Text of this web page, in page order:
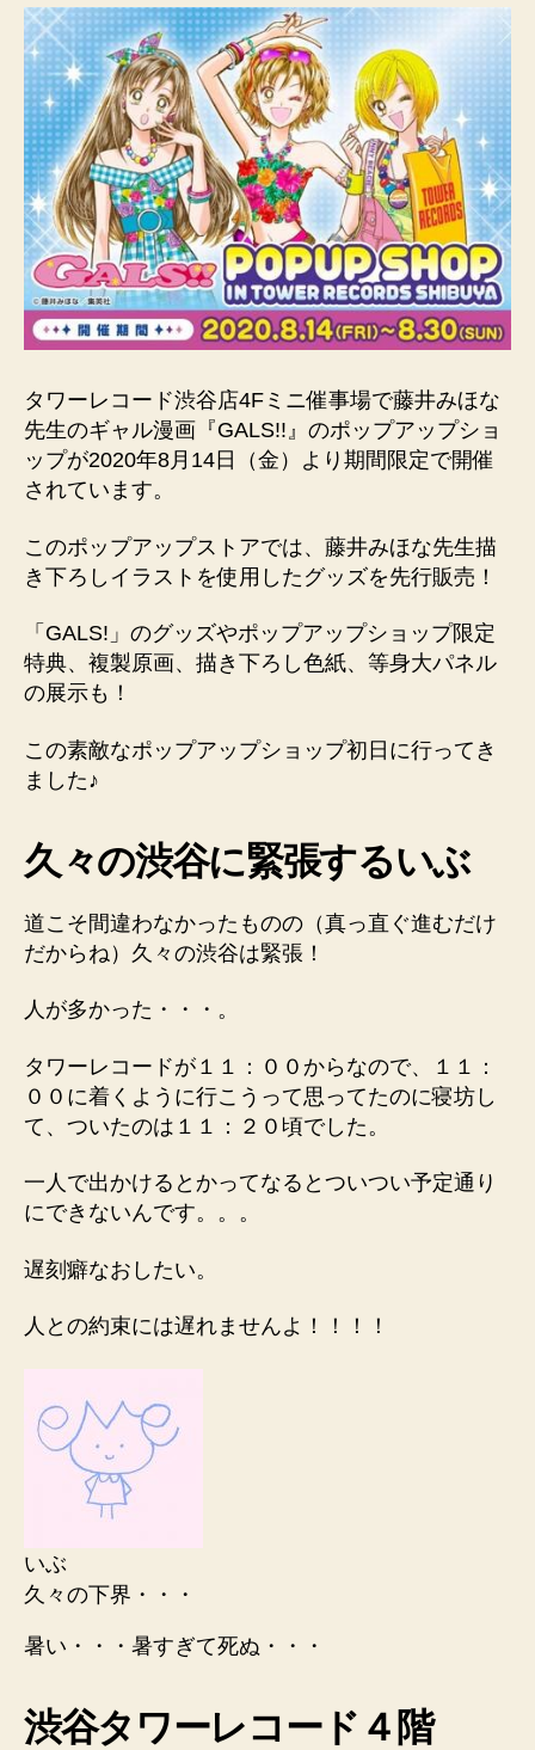
タワーレコード渋谷店4Fミニ催事場で藤井みほな
先生のギャル漫画『GALS!!』のポップアップショ
ップが2020年8月14日（金）より期間限定で開催
されています。
このポップアップストアでは、藤井みほな先生描
き下ろしイラストを使用したグッズを先行販売！
「GALS!」のグッズやポップアップショップ限定
特典、複製原画、描き下ろし色紙、等身大パネル
の展示も！
この素敵なポップアップショップ初日に行ってき
ました♪
久々の渋谷に緊張するいぶ
道こそ間違わなかったものの（真っ直ぐ進むだけ
だからね）久々の渋谷は緊張！
人が多かった・・・。
タワーレコードが１１：００からなので、１１：
００に着くように行こうって思ってたのに寝坊し
て、ついたのは１１：２０頃でした。
一人で出かけるとかってなるとついつい予定通り
にできないんです。。。
遅刻癖なおしたい。
人との約束には遅れませんよ！！！！
いぶ
久々の下界・・・
暑い・・・暑すぎて死ぬ・・・
渋谷タワーレコード４階